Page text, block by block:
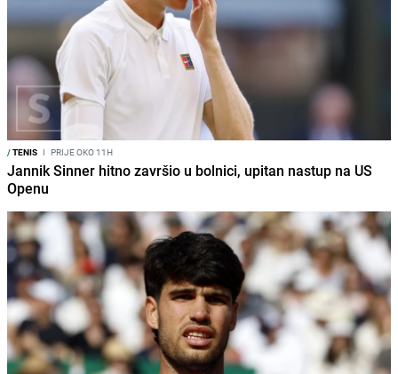
/TENIS I PRIJE OKO 11H
Jannik Sinner hitno završio u bolnici, upitan nastup na US
Openu